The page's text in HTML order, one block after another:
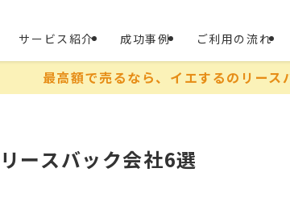
サービス紹介 成功事例 ご利用の流れ
最高額で売るなら、イエするのリース
ースバック会社6選